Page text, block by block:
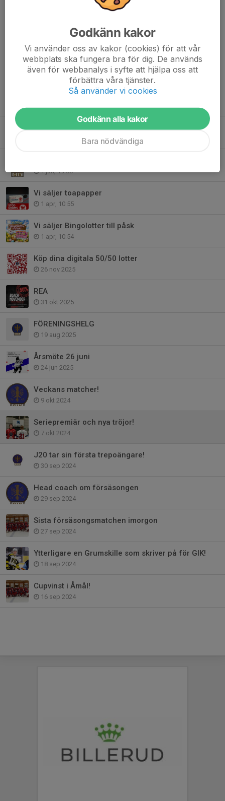
ut till en viktig spelare för oss under säsongen.
Vi ses i Billerudhallen ikväll!
Dela nyhet
Sammanfattning av årsmötet
1 jun, 19:00
Vi säljer toapapper
1 apr, 10:55
Vi säljer Bingolotter till påsk
1 apr, 10:54
Köp dina digitala 50/50 lotter
26 nov 2025
REA
31 okt 2025
FÖRENINGSHELG
19 aug 2025
Årsmöte 26 juni
24 jun 2025
Veckans matcher!
9 okt 2024
Seriepremiär och nya tröjor!
7 okt 2024
J20 tar sin första trepoängare!
30 sep 2024
Head coach om försäsongen
29 sep 2024
Sista försäsongsmatchen imorgon
27 sep 2024
Ytterligare en Grumskille som skriver på för GIK!
18 sep 2024
Cupvinst i Åmål!
16 sep 2024
Godkänn kakor
Vi använder oss av kakor (cookies) för att vår
webbplats ska fungera bra för dig. De används
även för webbanalys i syfte att hjälpa oss att
förbättra våra tjänster.
Så använder vi cookies
Godkänn alla kakor
Bara nödvändiga